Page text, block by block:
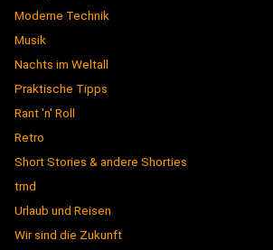
Moderne Technik
Musik
Nachts im Weltall
Praktische Tipps
Rant 'n' Roll
Retro
Short Stories & andere Shorties
trnd
Urlaub und Reisen
Wir sind die Zukunft